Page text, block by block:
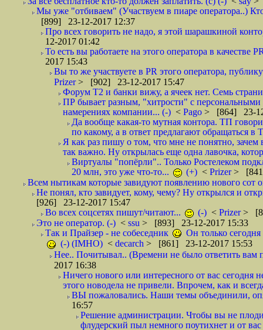
Мы уже "отбиваем" (Участвуем в пиаре оператора..)
[899] 23-12-2017 12:37
Про всех говорить не надо, я этой шарашкиной
12-2017 01:42
То есть вы работаете на этого оператора в качестве
2017 15:43
Вы то же участвуете в PR этого оператора,
Prizer> [902] 23-12-2017 15:47
Форум Т2 и банки вижу, а ячеек нет. Семь
ПР бывает разным, "хитрости" с персональными
намерениях компании... (-) < Pago > [864] 23-
Да вообще какая-то мутная контора. ТП
по какому, а в ответ предлагают обращаться
Я как раз пишу о том, что мне не понятно, зачем
так важно. Ну открылась еще одна лавочка,
Виртуалы "попёрли".. Только Ростелеком
20 млн, это уже что-то...
(+) < Prizer>
Всем нытикам которые завидуют появлению нового сот
Не понял, кто завидует, кому, чему? Ну открылся и
[926] 23-12-2017 15:47
Во всех соцсетях пишут/читают...
(-) < Prizer>
Это не оператор. (-) < ssu > [893] 23-12-2017 15:33
Так и Прайзер - не собеседник
Он только
(-) (IMHO) < decarch > [861] 23-12-2017 15:53
Нее.. Почитывал.. (Времени не было ответить вам
2017 16:38
Ничего нового или интересного от вас сегодня
этого новодела не привели. Впрочем, как и
ВЫ пожаловались. Наши темы объединили,
16:57
Решение администрации. Чтобы вы не
флудерский пыл немного поутихнет и от